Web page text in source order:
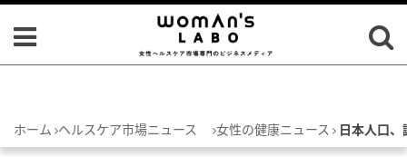
ホーム ヘルスケア市場ニュース 女性の健康ニュース 日本人口